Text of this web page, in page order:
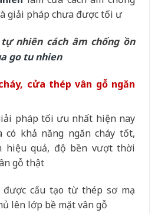
giải pháp chưa được tối ư
nhiên cách âm chống ồn
cửa thép vân gỗ ngăn
pháp tối ưu nhất hiện nay
có khả năng ngăn cháy tốt,
hiệu quả, độ bền vượt thời
gỗ thật
được cấu tạo từ thép sơ mạ
lên lớp bề mặt vân gỗ